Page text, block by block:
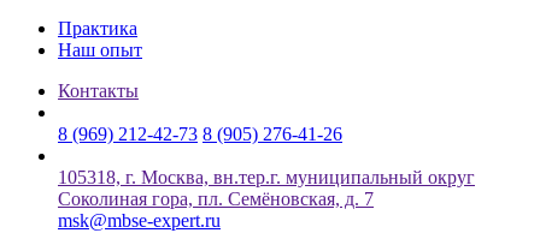
Практика
Наш опыт
Контакты
8 (969) 212-42-73 8 (905) 276-41-26
105318, г. Москва, вн.тер.г. муниципальный округ
Соколиная гора, пл. Семёновская, д. 7
msk@mbse-expert.ru